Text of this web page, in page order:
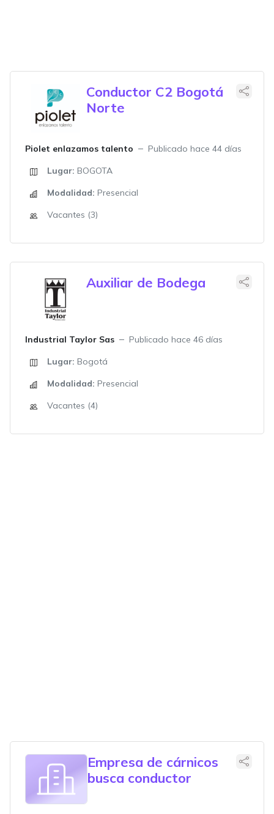
Conductor C2 Bogotá
Norte
Piolet enlazamos talento
Publicado hace 44 días
Lugar: BOGOTA
Modalidad: Presencial
Vacantes (3)
Auxiliar de Bodega
Industrial Taylor Sas
Publicado hace 46 días
Lugar: Bogotá
Modalidad: Presencial
Vacantes (4)
Empresa de cárnicos
busca conductor